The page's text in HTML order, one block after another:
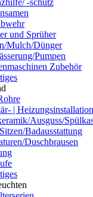
-schutz
und Sprüher
Mulch/Dünger
Pumpen
Zubehör
|
Ausguss/
Badausstattung
Duschbrausen